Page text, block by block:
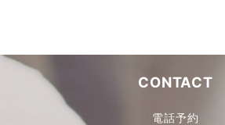
CONTACT
電話予約